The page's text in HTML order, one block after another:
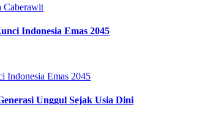
Indonesia Emas 2045
Unggul Sejak Usia Dini